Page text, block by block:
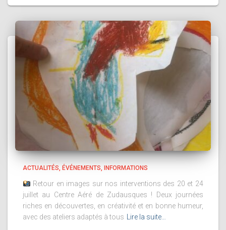
ACTUALITÉS ÉVÉNEMENTS INFORMATIONS
Retour en images sur nos interventions des 20 et 24
juillet au Centre Aéré de Zudausques ! Deux journées
riches en découvertes, en créativité et en bonne humeur,
avec des ateliers adaptés à tous Lire la suite…